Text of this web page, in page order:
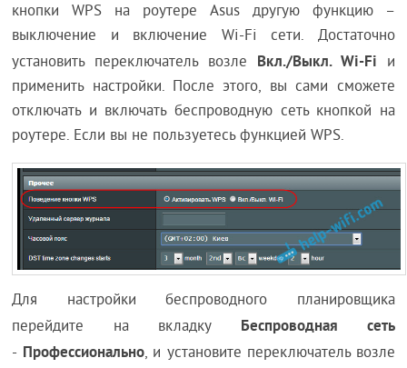
кнопки WPS на роутере Asus другую функцию –
выключение и включение Wi-Fi сети. Достаточно
установить переключатель возле Вкл./Выкл. Wi-Fi и
применить настройки. После этого, вы сами сможете
отключать и включать беспроводную сеть кнопкой на
роутере. Если вы не пользуетесь функцией WPS.
Для настройки беспроводного планировщика
перейдите на вкладку Беспроводная сеть
- Профессионально, и установите переключатель возле